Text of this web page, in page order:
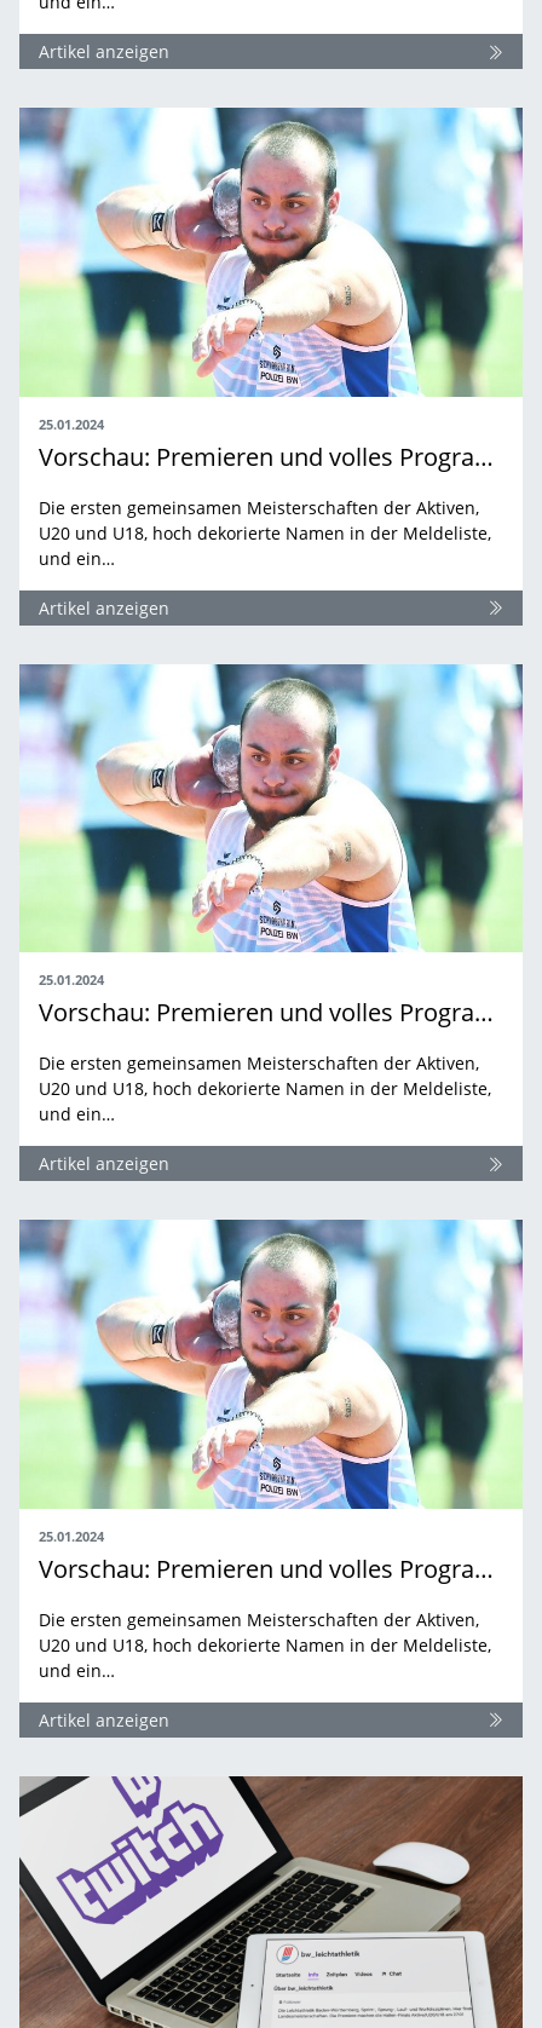
Artikel anzeigen
25.01.2024
Vorschau: Premieren und volles Programm
Die ersten gemeinsamen Meisterschaften der Aktiven,
U20 und U18, hoch dekorierte Namen in der Meldeliste,
und ein…
Artikel anzeigen
25.01.2024
Vorschau: Premieren und volles Programm
Die ersten gemeinsamen Meisterschaften der Aktiven,
U20 und U18, hoch dekorierte Namen in der Meldeliste,
und ein…
Artikel anzeigen
25.01.2024
Vorschau: Premieren und volles Programm
Die ersten gemeinsamen Meisterschaften der Aktiven,
U20 und U18, hoch dekorierte Namen in der Meldeliste,
und ein…
Artikel anzeigen